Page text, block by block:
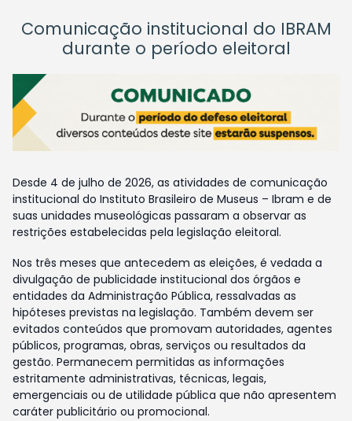
Comunicação institucional do IBRAM
durante o período eleitoral
Desde 4 de julho de 2026, as atividades de comunicação
institucional do Instituto Brasileiro de Museus – Ibram e de
suas unidades museológicas passaram a observar as
restrições estabelecidas pela legislação eleitoral.
Nos três meses que antecedem as eleições, é vedada a
divulgação de publicidade institucional dos órgãos e
entidades da Administração Pública, ressalvadas as
hipóteses previstas na legislação. Também devem ser
evitados conteúdos que promovam autoridades, agentes
públicos, programas, obras, serviços ou resultados da
gestão. Permanecem permitidas as informações
estritamente administrativas, técnicas, legais,
emergenciais ou de utilidade pública que não apresentem
caráter publicitário ou promocional.